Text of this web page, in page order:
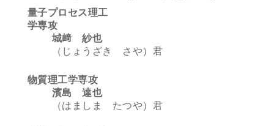
量子プロセス理工
学専攻
城﨑 紗也
（じょうざき さや）君
物質理工学専攻
濱島 達也
（はましま たつや）君